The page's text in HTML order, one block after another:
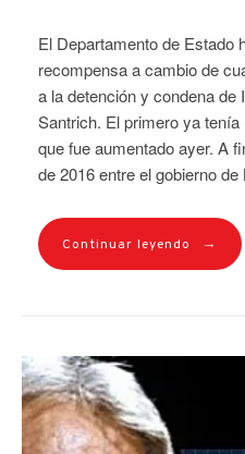
El Departamento de Estado
recompensa a cambio de
a la detención y condena
Santrich. El primero ya
que fue aumentado ayer. A
de 2016 entre el gobierno
Continuar leyendo →